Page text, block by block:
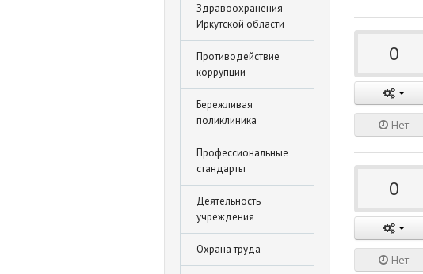
Здравоохранения
Иркутской области
Противодействие
коррупции
Бережливая
поликлиника
Профессиональные
стандарты
Деятельность
учреждения
Охрана труда
0
Нет
0
Нет